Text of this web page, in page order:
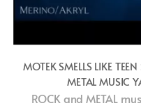
MOTEK SMELLS LIKE
METAL MUSIC
ROCK and METAL